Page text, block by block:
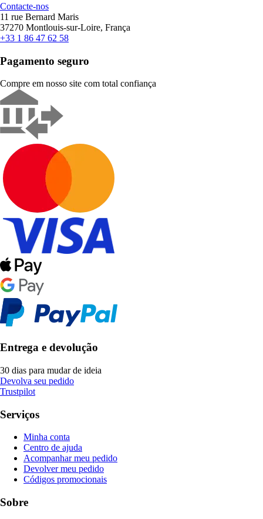
Contacte-nos
11 rue Bernard Maris
37270 Montlouis-sur-Loire, França
+33 1 86 47 62 58
Pagamento seguro
Compre em nosso site com total confiança
Entrega e devolução
30 dias para mudar de ideia
Devolva seu pedido
Trustpilot
Serviços
Minha conta
Centro de ajuda
Acompanhar meu pedido
Devolver meu pedido
Códigos promocionais
Sobre